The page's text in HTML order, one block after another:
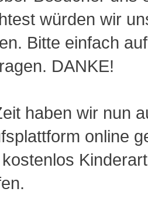
würden wir
Bitte einfach auf
DANKE!
haben wir nun
online